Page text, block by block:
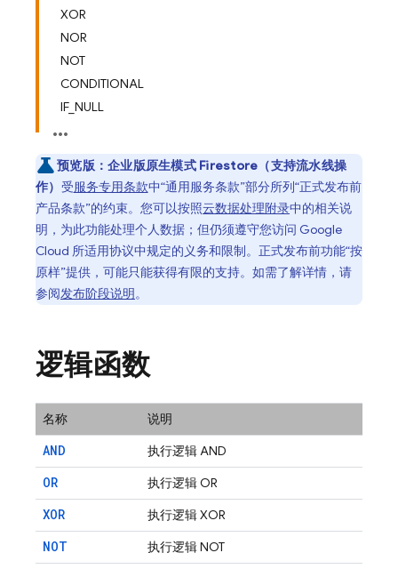
XOR
NOR
NOT
CONDITIONAL
IF_NULL
预览版： 企业版原生模式 Firestore（支持流水线操
作） 受服务专用条款中“通用服务条款”部分所列“正式发布前
产品条款”的约束。您可以按照云数据处理附录中的相关说
明，为此功能处理个人数据；但仍须遵守您访问 Google
Cloud 所适用协议中规定的义务和限制。正式发布前功能“按
原样”提供，可能只能获得有限的支持。如需了解详情，请
参阅发布阶段说明。
逻辑函数
名称 说明
AND 执行逻辑 AND
OR 执行逻辑 OR
XOR 执行逻辑 XOR
NOT 执行逻辑 NOT